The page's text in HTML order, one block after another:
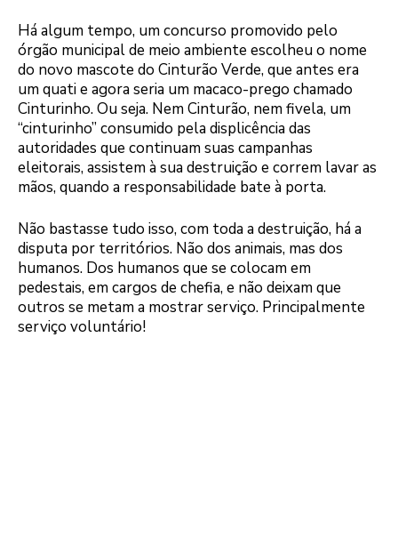
Há algum tempo, um concurso promovido pelo
órgão municipal de meio ambiente escolheu o nome
do novo mascote do Cinturão Verde, que antes era
um quati e agora seria um macaco-prego chamado
Cinturinho. Ou seja. Nem Cinturão, nem fivela, um
“cinturinho” consumido pela displicência das
autoridades que continuam suas campanhas
eleitorais, assistem à sua destruição e correm lavar as
mãos, quando a responsabilidade bate à porta.
Não bastasse tudo isso, com toda a destruição, há a
disputa por territórios. Não dos animais, mas dos
humanos. Dos humanos que se colocam em
pedestais, em cargos de chefia, e não deixam que
outros se metam a mostrar serviço. Principalmente
serviço voluntário!